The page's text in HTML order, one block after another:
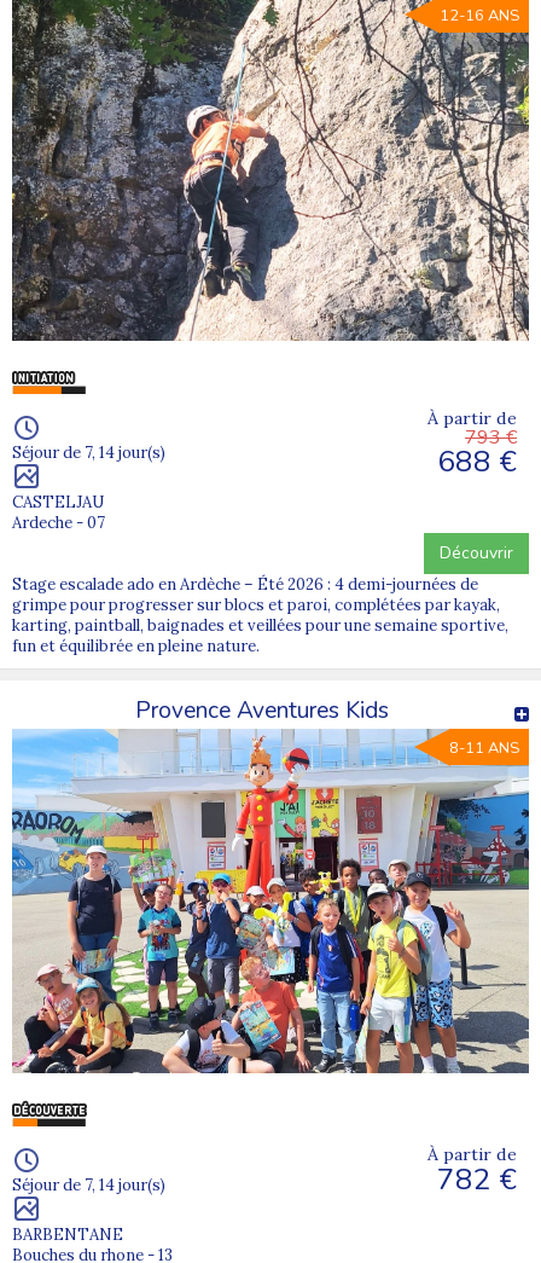
12-16 ANS
Séjour de 7, 14 jour(s)
CASTELJAU
Ardeche - 07
À partir de
793 €
688 €
Découvrir
Stage escalade ado en Ardèche – Été 2026 : 4 demi-journées de
grimpe pour progresser sur blocs et paroi, complétées par kayak,
karting, paintball, baignades et veillées pour une semaine sportive,
fun et équilibrée en pleine nature.
Provence Aventures Kids
8-11 ANS
Séjour de 7, 14 jour(s)
BARBENTANE
Bouches du rhone - 13
À partir de
782 €